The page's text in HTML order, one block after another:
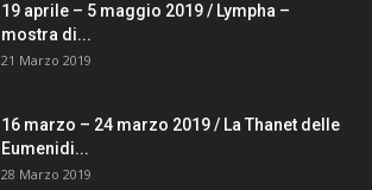
19 aprile – 5 maggio 2019 / Lympha –
mostra di...
21 Marzo 2019
16 marzo – 24 marzo 2019 / La Thanet delle
Eumenidi...
28 Marzo 2019